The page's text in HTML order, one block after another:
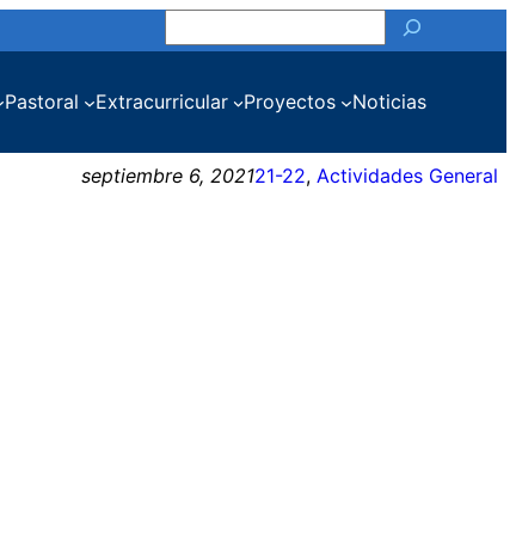
Pastoral Extracurricular Proyectos Noticias
septiembre 6, 202121-22, Actividades General